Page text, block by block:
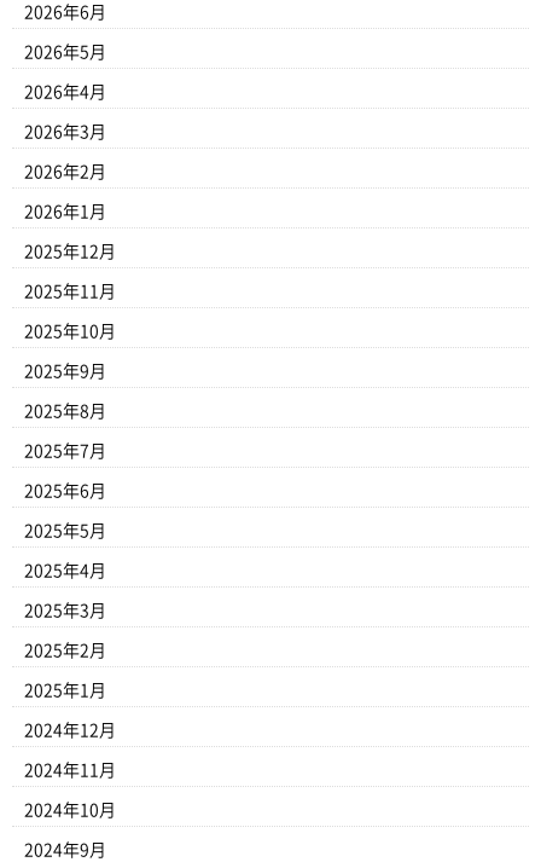
2026年6月
2026年5月
2026年4月
2026年3月
2026年2月
2026年1月
2025年12月
2025年11月
2025年10月
2025年9月
2025年8月
2025年7月
2025年6月
2025年5月
2025年4月
2025年3月
2025年2月
2025年1月
2024年12月
2024年11月
2024年10月
2024年9月